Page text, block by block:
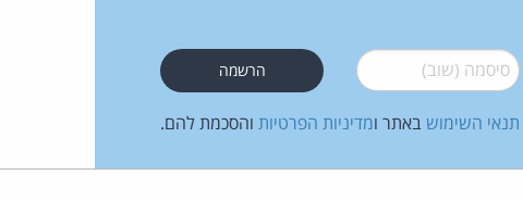
סיסמה (שוב)*
תנאי השימוש באתר ומדיניות הפרטיות והסכמת להם.